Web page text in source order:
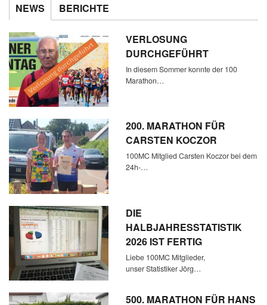
NEWS BERICHTE
VERLOSUNG
DURCHGEFÜHRT
In diesem Sommer konnte der 100
Marathon…
200. MARATHON FÜR
CARSTEN KOCZOR
100MC Mitglied Carsten Koczor bei dem
24h-…
DIE
HALBJAHRESSTATISTIK
2026 IST FERTIG
Liebe 100MC Mitglieder,
unser Statistiker Jörg…
500. MARATHON FÜR HANS